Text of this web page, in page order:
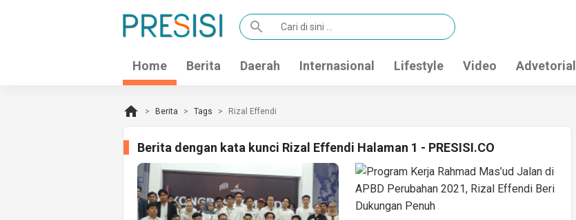
search
Home Berita Daerah Internasional Lifestyle Video Advetorial
home Berita Tags Rizal Effendi
Berita dengan kata kunci Rizal Effendi Halaman 1 - PRESISI.CO